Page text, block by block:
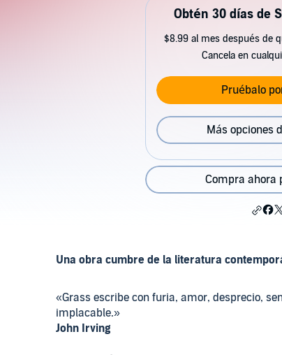
Obtén 30 días de
$8.99 al mes después de
Cancela en
Pruébalo
Más opciones
Compra ahora
Una obra cumbre de la literatura
«Grass escribe con furia, amor, desprecio,
implacable.»
John Irving